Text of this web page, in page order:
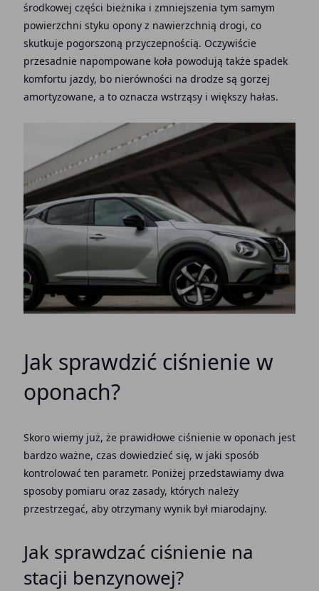
środkowej części bieżnika i zmniejszenia tym samym
powierzchni styku opony z nawierzchnią drogi, co
skutkuje pogorszoną przyczepnością. Oczywiście
przesadnie napompowane koła powodują także spadek
komfortu jazdy, bo nierówności na drodze są gorzej
amortyzowane, a to oznacza wstrząsy i większy hałas.
Jak sprawdzić ciśnienie w
oponach?
Skoro wiemy już, że prawidłowe ciśnienie w oponach jest
bardzo ważne, czas dowiedzieć się, w jaki sposób
kontrolować ten parametr. Poniżej przedstawiamy dwa
sposoby pomiaru oraz zasady, których należy
przestrzegać, aby otrzymany wynik był miarodajny.
Jak sprawdzać ciśnienie na
stacji benzynowej?